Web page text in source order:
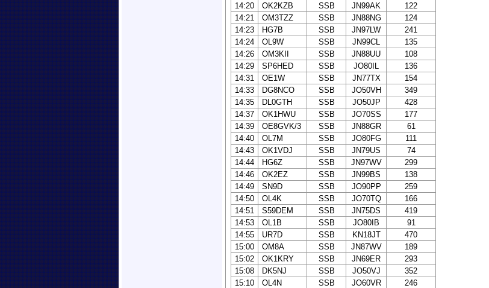
14:20
OK2KZB SSB JN99AK
122
14:21
OM3TZZ SSB JN88NG
124
14:23
HG7B SSB JN97LW
241
14:24
OL9W SSB JN99CL
135
14:26
OM3KII SSB JN88UU
108
14:29
SP6HED SSB JO80IL
136
14:31
OE1W SSB JN77TX
154
14:33
DG8NCO SSB JO50VH
349
14:35
DL0GTH SSB JO50JP
428
14:37
OK1HWU SSB JO70SS
177
14:39
OE8GVK/3 SSB JN88GR
61
14:40
OL7M SSB JO80FG
111
14:43
OK1VDJ SSB JN79US
74
14:44
HG6Z SSB JN97WV
299
14:46
OK2EZ SSB JN99BS
138
14:49
SN9D SSB JO90PP
259
14:50
OL4K SSB JO70TQ
166
14:51
S59DEM SSB JN75DS
419
14:53
OL1B SSB JO80IB
91
14:55
UR7D SSB KN18JT
470
15:00
OM8A SSB JN87WV
189
15:02
OK1KRY SSB JN69ER
293
15:08
DK5NJ SSB JO50VJ
352
15:10
OL4N SSB JO60VR
246